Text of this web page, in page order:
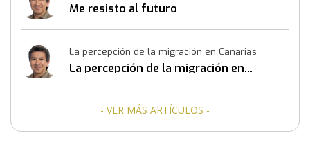
Me resisto al futuro
La percepción de la migración en Canarias
La percepción de la migración en
- VER MÁS ARTÍCULOS -